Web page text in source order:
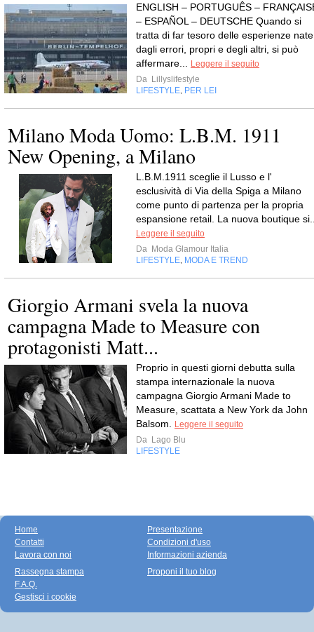
ENGLISH – PORTUGUÊS –
– ESPAÑOL – DEUTSCHE Quando si
tratta di far tesoro delle esperienze nate
dagli errori, propri e degli altri, si può
affermare...
Leggere il seguito
Da Lillyslifestyle
LIFESTYLE PER LEI
Milano Moda Uomo: L.B.M. 1911
New Opening, a Milano
L.B.M.1911 sceglie il Lusso e l'
esclusività di Via della Spiga a Milano
come punto di partenza per la propria
espansione retail. La nuova boutique
Leggere il seguito
Da Moda Glamour Italia
LIFESTYLE MODA E TREND
Giorgio Armani svela la nuova
campagna Made to Measure con
protagonisti Matt...
Proprio in questi giorni debutta sulla
stampa internazionale la nuova
campagna Giorgio Armani Made to
Measure, scattata a New York da John
Balsom.
Leggere il seguito
Da Lago Blu
LIFESTYLE
Home
Contatti
Lavora con noi
Presentazione
Condizioni d'uso
Informazioni azienda
Rassegna stampa
F.A.Q.
Gestisci i cookie
Proponi il tuo blog